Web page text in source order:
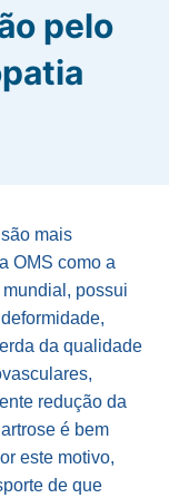
pelo
mais
OMS como a
possui
da qualidade
redução da
é bem
este motivo,
de que